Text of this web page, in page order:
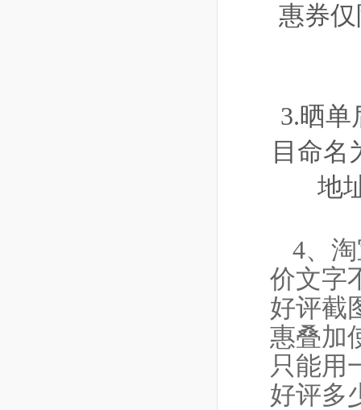
惠券
3.晒单
目命名
地
4、
价文字
好评截
惠叠加
只能用
好评多